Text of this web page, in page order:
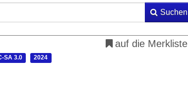
Suchen
auf die Merkliste
SA 3.0 2024